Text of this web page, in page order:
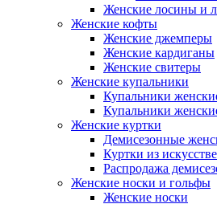
Женские лосины и
Женские кофты
Женские джемперы
Женские кардиганы
Женские свитеры
Женские купальники
Купальники
Купальники
Женские куртки
Демисезонные
Куртки из
Распродажа
Женские носки и гольфы
Женские носки